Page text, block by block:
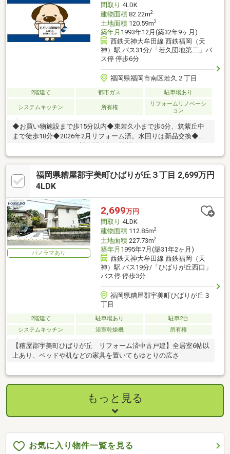
間取り 4LDK
建物面積82.22m2
土地面積120.59m2
築年月 1993年12月(築32年9ヶ月)
西鉄天神大牟田線 西鉄福岡（天
神）駅 バス31分/「若久団地第二」バ
ス停 停歩6分
福岡県福岡市南区若久２丁目
2階建て 都市ガス 駐車場あり
システムキッチン 所有権
リフォームリノベーシ
ョン
◆お買い物施設まで歩15分以内◆東若久小まで歩5分、筑紫丘中
まで徒歩18分◆2026年2月リフォーム済。水回りは新品交換◆リ
福岡県糟屋郡宇美町ひばりが丘３丁目 2,699万円
4LDK
パノラマあり
2,699万円
間取り 4LDK
建物面積112.85m2
土地面積227.73m2
築年月 1995年7月(築31年2ヶ月)
西鉄天神大牟田線 西鉄福岡（天
神）駅 バス19分/「ひばりが丘西口」
バス停 停歩3分
福岡県糟屋郡宇美町ひばりが丘３
丁目
2階建て 駐車場あり
駐車2台
システムキッチン
浴室乾燥機 所有権
【糟屋郡宇美町ひばりが丘 リフォーム済中古戸建】全居室6帖以
上あり、ベッドや机などの家具を置いてもゆとりの広さ
もっと見る
お気に入り物件一覧を見る